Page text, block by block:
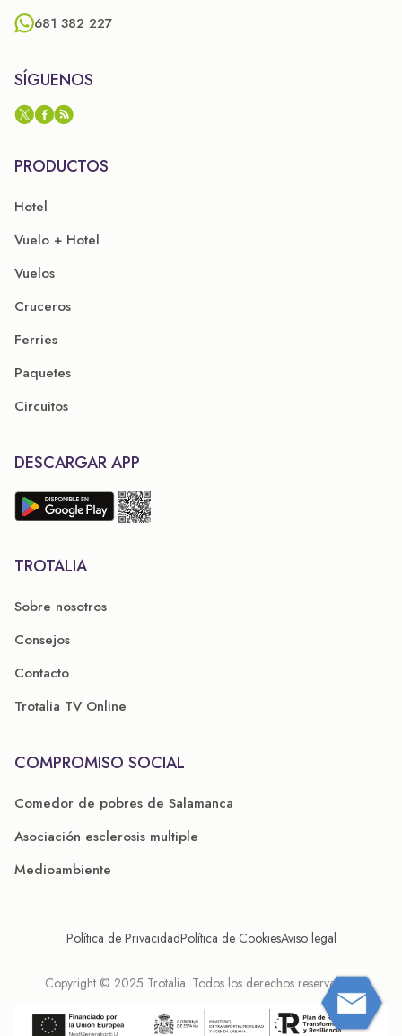
681 382 227
SÍGUENOS
PRODUCTOS
Hotel
Vuelo + Hotel
Vuelos
Cruceros
Ferries
Paquetes
Circuitos
DESCARGAR APP
TROTALIA
Sobre nosotros
Consejos
Contacto
Trotalia TV Online
COMPROMISO SOCIAL
Comedor de pobres de Salamanca
Asociación esclerosis multiple
Medioambiente
Política de PrivacidadPolítica de CookiesAviso legal
Copyright © 2025 Trotalia. Todos los derechos reservados.